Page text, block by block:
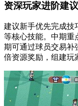
资深玩家进阶建议
建议新手优先完成技
等核心技能。中期重
期可通过球员交易补
倍资源奖励，组建玩